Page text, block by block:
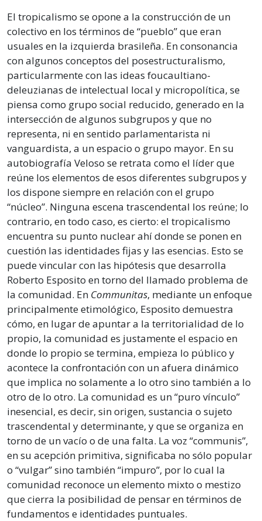
El tropicalismo se opone a la construcción de un
colectivo en los términos de “pueblo” que eran
usuales en la izquierda brasileña. En consonancia
con algunos conceptos del posestructuralismo,
particularmente con las ideas foucaultiano-
deleuzianas de intelectual local y micropolítica, se
piensa como grupo social reducido, generado en la
intersección de algunos subgrupos y que no
representa, ni en sentido parlamentarista ni
vanguardista, a un espacio o grupo mayor. En su
autobiografía Veloso se retrata como el líder que
reúne los elementos de esos diferentes subgrupos y
los dispone siempre en relación con el grupo
“núcleo”. Ninguna escena trascendental los reúne; lo
contrario, en todo caso, es cierto: el tropicalismo
encuentra su punto nuclear ahí donde se ponen en
cuestión las identidades fijas y las esencias. Esto se
puede vincular con las hipótesis que desarrolla
Roberto Esposito en torno del llamado problema de
la comunidad. En Communitas, mediante un enfoque
principalmente etimológico, Esposito demuestra
cómo, en lugar de apuntar a la territorialidad de lo
propio, la comunidad es justamente el espacio en
donde lo propio se termina, empieza lo público y
acontece la confrontación con un afuera dinámico
que implica no solamente a lo otro sino también a lo
otro de lo otro. La comunidad es un “puro vínculo”
inesencial, es decir, sin origen, sustancia o sujeto
trascendental y determinante, y que se organiza en
torno de un vacío o de una falta. La voz “communis”,
en su acepción primitiva, significaba no sólo popular
o “vulgar” sino también “impuro”, por lo cual la
comunidad reconoce un elemento mixto o mestizo
que cierra la posibilidad de pensar en términos de
fundamentos e identidades puntuales.